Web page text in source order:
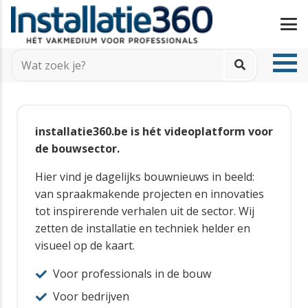
installatie360.be is hét videoplatform voor
de bouwsector.
Hier vind je dagelijks bouwnieuws in beeld:
van spraakmakende projecten en innovaties
tot inspirerende verhalen uit de sector. Wij
zetten de installatie en techniek helder en
visueel op de kaart.
Voor professionals in de bouw
Voor bedrijven